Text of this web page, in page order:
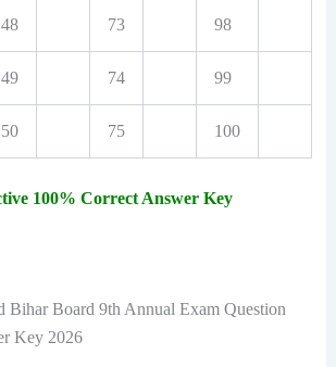
48 73 98
49 74 99
50 75 100
100% Correct Answer Key
Board 9th Annual Exam Question
Key 2026